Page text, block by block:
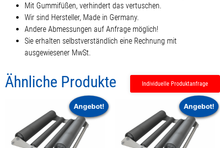
Individuelle Produktanfrage
Mit Gummifüßen, verhindert das vertuschen.
Wir sind Hersteller, Made in Germany.
Andere Abmessungen auf Anfrage möglich!
Sie erhalten selbstverständlich eine Rechnung mit
ausgewiesener MwSt.
Ähnliche Produkte
Angebot! Angebot!